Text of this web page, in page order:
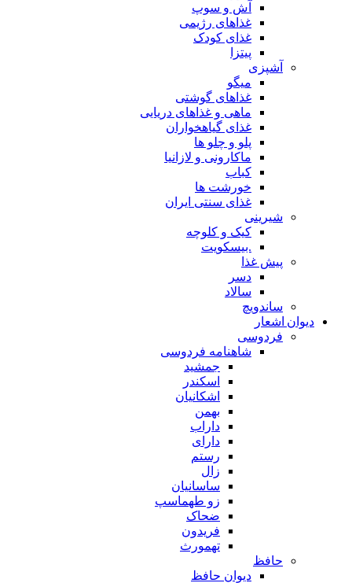
آش و سوپ
غذاهای رژیمی
غذای کودک
پیتزا
آشپزی
میگو
غذاهای گوشتی
ماهی و غذاهای دریایی
غذای گیاهخواران
پلو و چلو ها
ماکارونی و لازانیا
کباب
خورشت ها
غذای سنتی ایران
شیرینی
کیک و کلوچه
.بیسکویت
پیش غذا
دسر
سالاد
ساندویچ
دیوان اشعار
فردوسی
شاهنامه فردوسی
جمشید
اسکندر
اشکانیان
بهمن
داراب
دارای
رستم
زال
ساسانیان
زو طهماسپ‏
ضحاک
فریدون
تهمورث
حافظ
دیوان حافظ